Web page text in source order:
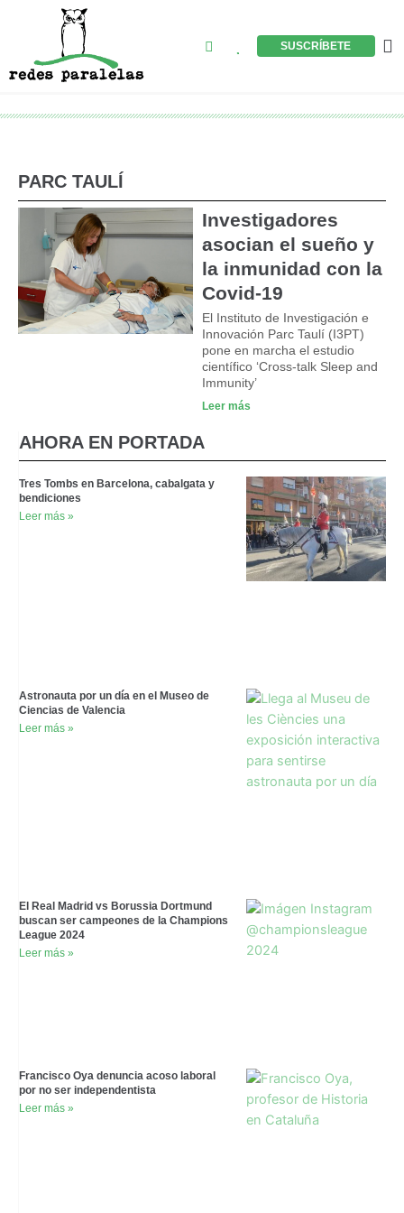
BuscarSUSCRÍBETE
PARC TAULÍ
Investigadores
asocian el sueño y
la inmunidad con la
Covid-19
El Instituto de Investigación e
Innovación Parc Taulí (I3PT)
pone en marcha el estudio
científico ‘Cross-talk Sleep and
Immunity’
Leer más
AHORA EN PORTADA
Tres Tombs en Barcelona, cabalgata y
bendiciones
Leer más »
Astronauta por un día en el Museo de
Ciencias de Valencia
Leer más »
El Real Madrid vs Borussia Dortmund
buscan ser campeones de la Champions
League 2024
Leer más »
Francisco Oya denuncia acoso laboral
por no ser independentista
Leer más »